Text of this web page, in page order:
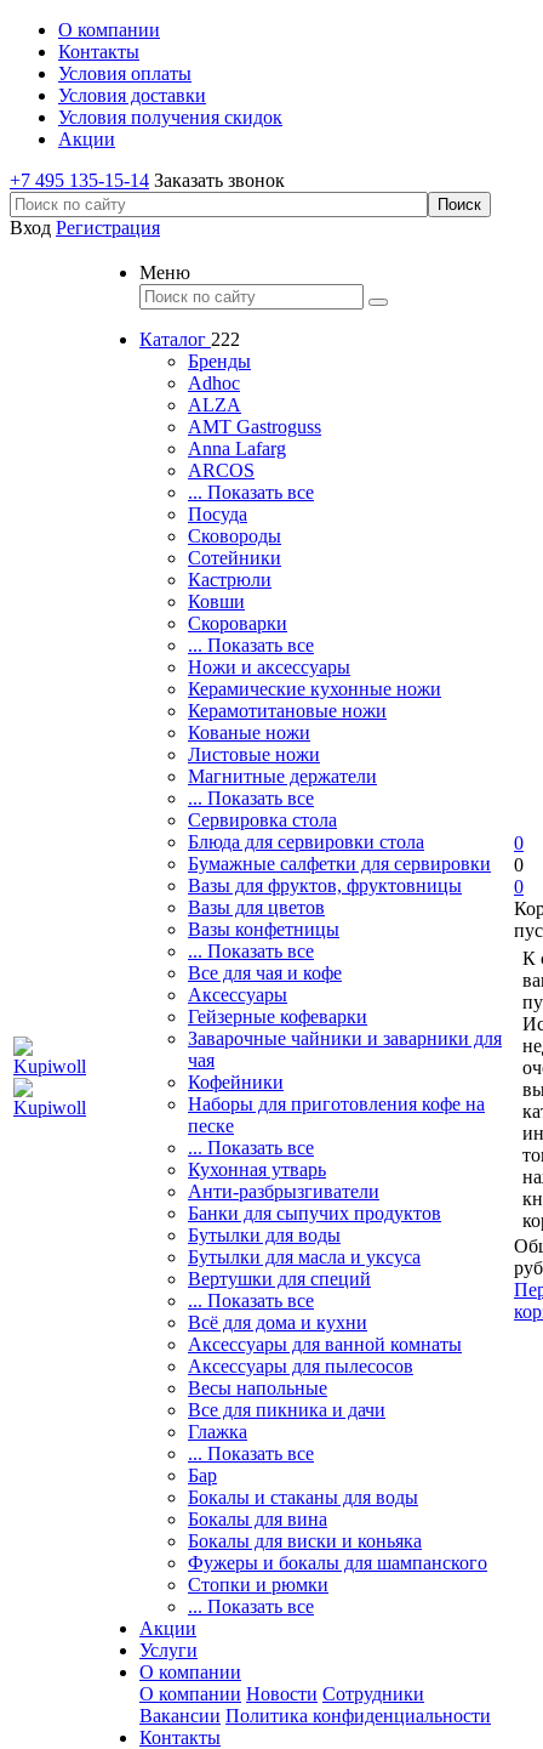
О компании
Контакты
Условия оплаты
Условия доставки
Условия получения скидок
Акции
+7 495 135-15-14 Заказать звонок
Вход Регистрация
Меню
Каталог 222
Бренды
Adhoc
ALZA
AMT Gastroguss
Anna Lafarg
ARCOS
... Показать все
Посуда
Сковороды
Сотейники
Кастрюли
Ковши
Скороварки
... Показать все
Ножи и аксессуары
Керамические кухонные ножи
Керамотитановые ножи
Кованые ножи
Листовые ножи
Магнитные держатели
... Показать все
Сервировка стола
Блюда для сервировки стола
Бумажные салфетки для сервировки
Вазы для фруктов, фруктовницы
Вазы для цветов
Вазы конфетницы
... Показать все
Все для чая и кофе
Аксессуары
Гейзерные кофеварки
Заварочные чайники и заварники для
чая
Кофейники
Наборы для приготовления кофе на
песке
... Показать все
Кухонная утварь
Анти-разбрызгиватели
Банки для сыпучих продуктов
Бутылки для воды
Бутылки для масла и уксуса
Вертушки для специй
... Показать все
Всё для дома и кухни
Аксессуары для ванной комнаты
Аксессуары для пылесосов
Весы напольные
Все для пикника и дачи
Глажка
... Показать все
Бар
Бокалы и стаканы для воды
Бокалы для вина
Бокалы для виски и коньяка
Фужеры и бокалы для шампанского
Стопки и рюмки
... Показать все
Акции
Услуги
О компании
О компании Новости Сотрудники
Вакансии Политика конфиденциальности
Контакты
0
0
0
К